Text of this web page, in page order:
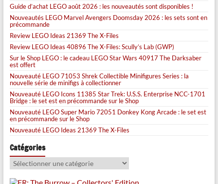
Guide d’achat LEGO août 2026 : les nouveautés sont disponibles !
Nouveautés LEGO Marvel Avengers Doomsday 2026 : les sets sont en
précommande
Review LEGO Ideas 21369 The X-Files
Review LEGO Ideas 40896 The X-Files: Scully’s Lab (GWP)
Sur le Shop LEGO : le cadeau LEGO Star Wars 40917 The Darksaber
est offert
Nouveauté LEGO 71053 Shrek Collectible Minifigures Series : la
nouvelle série de minifigs à collectionner
Nouveauté LEGO Icons 11385 Star Trek: U.S.S. Enterprise NCC-1701
Bridge : le set est en précommande sur le Shop
Nouveauté LEGO Super Mario 72051 Donkey Kong Arcade : le set est
en précommande sur le Shop
Nouveauté LEGO Ideas 21369 The X-Files
Catégories
Catégories